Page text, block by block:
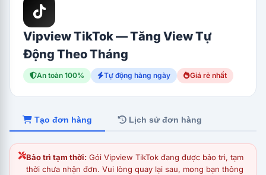
Vipview TikTok — Tăng View Tự
Động Theo Tháng
An toàn 100% Tự động hàng ngày Giá rẻ nhất
Tạo đơn hàng Lịch sử đơn hàng
Bảo trì tạm thời: Gói Vipview TikTok đang được bảo trì, tạm
thời chưa nhận đơn. Vui lòng quay lại sau, mong bạn thông